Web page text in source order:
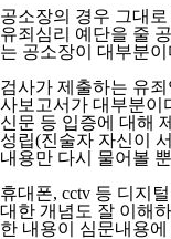
공소장의 경우 그대
유죄심리 예단을 줄
는 공소장이 대부분이
검사가 제출하는 유
사보고서가 대부분이
신문 등 입증에 대해
성립(진술자 자신이
내용만 다시 물어볼
휴대폰, cctv 등 디지
대한 개념도 잘 이해
한 내용이 심문내용